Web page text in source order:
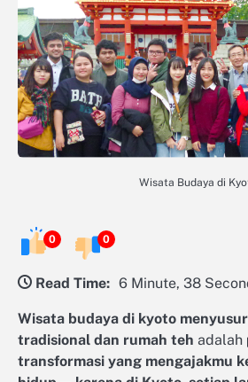
Wisata Budaya di
0 0
Read Time: 6 Minute, 38
Wisata budaya di kyoto
tradisional dan rumah teh adalah
transformasi yang mengajakmu